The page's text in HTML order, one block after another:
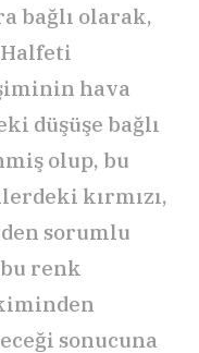
bağlı olarak,
Halfeti
hava
düşüşe bağlı
olup, bu
kırmızı,
sorumlu
renk
sonucuna